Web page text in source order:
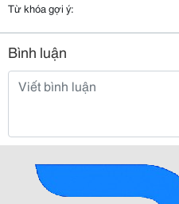
Từ khóa gợi ý:
Bình luận